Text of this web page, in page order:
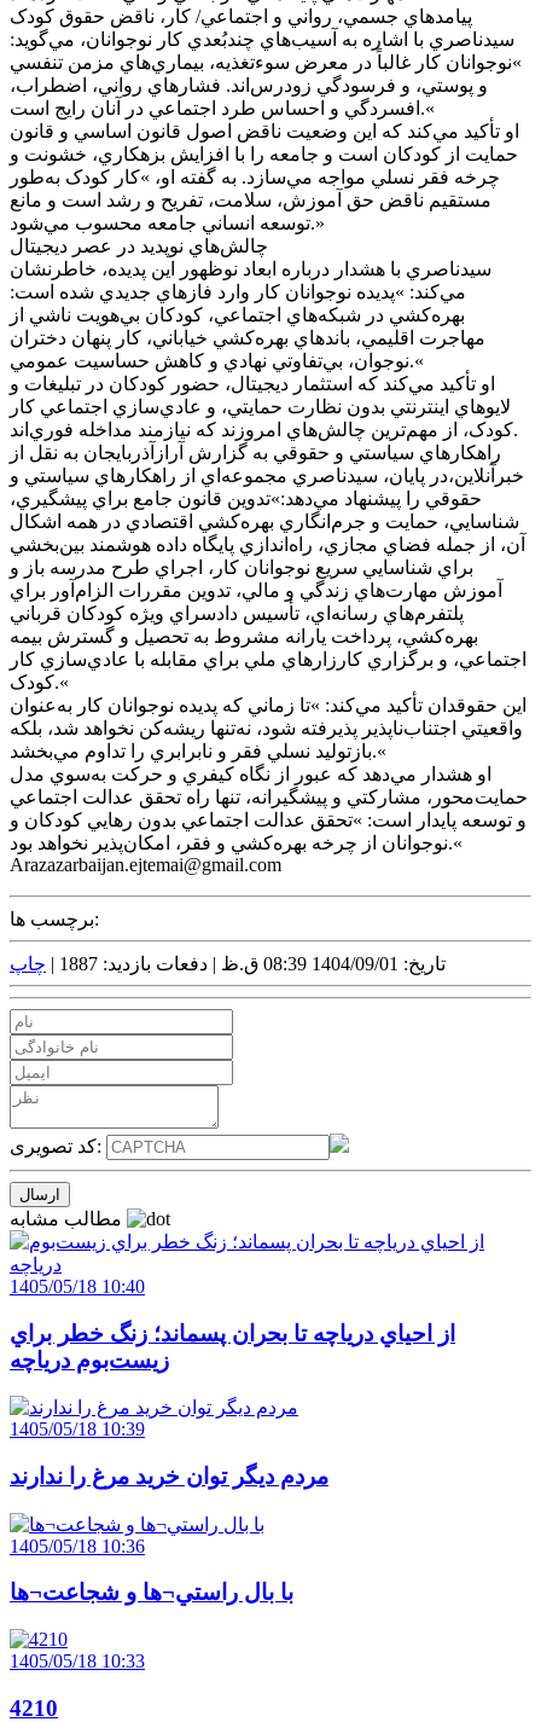
پيامدهاي جسمي، رواني و اجتماعي/ کار، ناقض حقوق کودک
سيدناصري با اشاره به آسيب‌هاي چندبُعدي کار نوجوانان، مي‌گويد:
»نوجوانان کار غالباً در معرض سوءتغذيه، بيماري‌هاي مزمن تنفسي
و پوستي، و فرسودگي زودرس‌اند. فشارهاي رواني، اضطراب،
افسردگي و احساس طرد اجتماعي در آنان رايج است.«
او تأکيد مي‌کند که اين وضعيت ناقض اصول قانون اساسي و قانون
حمايت از کودکان است و جامعه را با افزايش بزهکاري، خشونت و
چرخه فقر نسلي مواجه مي‌سازد. به گفته او، »کار کودک به‌طور
مستقيم ناقض حق آموزش، سلامت، تفريح و رشد است و مانع
توسعه انساني جامعه محسوب مي‌شود.»
چالش‌هاي نوپديد در عصر ديجيتال
سيدناصري با هشدار درباره ابعاد نوظهور اين پديده، خاطرنشان
مي‌کند: »پديده نوجوانان کار وارد فازهاي جديدي شده است:
بهره‌کشي در شبکه‌هاي اجتماعي، کودکان بي‌هويت ناشي از
مهاجرت اقليمي، باندهاي بهره‌کشي خياباني، کار پنهان دختران
نوجوان، بي‌تفاوتي نهادي و کاهش حساسيت عمومي.«
او تأکيد مي‌کند که استثمار ديجيتال، حضور کودکان در تبليغات و
لايوهاي اينترنتي بدون نظارت حمايتي، و عادي‌سازي اجتماعي کار
کودک، از مهم‌ترين چالش‌هاي امروزند که نيازمند مداخله فوري‌اند.
راهکارهاي سياستي و حقوقي به گزارش آرازآذربايجان به نقل از
خبرآنلاين،در پايان، سيدناصري مجموعه‌اي از راهکارهاي سياستي و
حقوقي را پيشنهاد مي‌دهد:»تدوين قانون جامع براي پيشگيري،
شناسايي، حمايت و جرم‌انگاري بهره‌کشي اقتصادي در همه اشکال
آن، از جمله فضاي مجازي، راه‌اندازي پايگاه داده هوشمند بين‌بخشي
براي شناسايي سريع نوجوانان کار، اجراي طرح مدرسه باز و
آموزش مهارت‌هاي زندگي و مالي، تدوين مقررات الزام‌آور براي
پلتفرم‌هاي رسانه‌اي، تأسيس دادسراي ويژه کودکان قرباني
بهره‌کشي، پرداخت يارانه مشروط به تحصيل و گسترش بيمه
اجتماعي، و برگزاري کارزارهاي ملي براي مقابله با عادي‌سازي کار
کودک.«
اين حقوقدان تأکيد مي‌کند: »تا زماني که پديده نوجوانان کار به‌عنوان
واقعيتي اجتناب‌ناپذير پذيرفته شود، نه‌تنها ريشه‌کن نخواهد شد، بلکه
بازتوليد نسلي فقر و نابرابري را تداوم مي‌بخشد.«
او هشدار مي‌دهد که عبور از نگاه کيفري و حرکت به‌سوي مدل
حمايت‌محور، مشارکتي و پيشگيرانه، تنها راه تحقق عدالت اجتماعي
و توسعه پايدار است: »تحقق عدالت اجتماعي بدون رهايي کودکان و
نوجوانان از چرخه بهره‌کشي و فقر، امکان‌پذير نخواهد بود.«
Arazazarbaijan.ejtemai@gmail.com
برچسب ها:
تاریخ: 1404/09/01 08:39 ق.ظ | دفعات بازدید: 1887 | چاپ
کد تصویری:
1405/05/18 10:40
از احياي درياچه تا بحران پسماند؛ زنگ خطر براي
زيست‌بوم درياچه
1405/05/18 10:39
مردم ديگر توان خريد مرغ را ندارند
1405/05/18 10:36
با بال راستي¬ها و شجاعت¬ها
1405/05/18 10:33
4210